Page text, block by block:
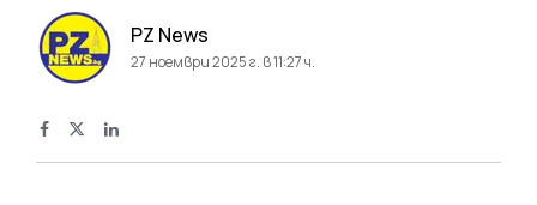
PZ News
27 ноември 2025 г. в 11:27 ч.